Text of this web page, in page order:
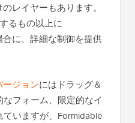
レイヤーもあります。
るもの以上に
に、詳細な制御を提供
ージョンにはドラッグ＆
フォーム、限定的なイ
いますが、Formidable